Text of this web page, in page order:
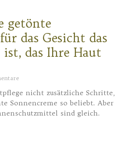
getönte
das Gesicht das
das Ihre Haut
nicht zusätzliche Schritte,
Sonnencreme so beliebt. Aber
sind gleich.